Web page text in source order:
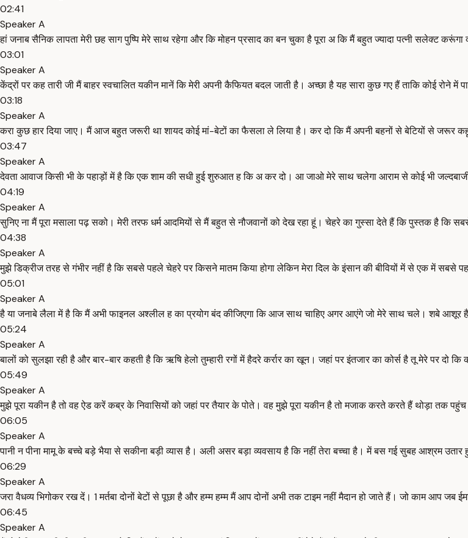
02:41
Speaker A
हां जनाब सैनिक लापता मेरी छह साग पुष्पि मेरे साथ रहेगा और कि मोहन प्रसाद का बन चुका है पूरा अ कि मैं बहुत ज्यादा पत्नी सलेक्ट
03:01
Speaker A
केंद्रों पर कह तारी जी मैं बाहर स्वचालित यकीन मानें कि मेरी अपनी कैफियत बदल जाती है। अच्छा है यह सारा कुछ गए हैं ताकि कोई रोने
03:18
Speaker A
करा कुछ हार दिया जाए। मैं आज बहुत जरूरी था शायद कोई मां-बेटों का फैसला ले लिया है। कर दो कि मैं अपनी बहनों से बेटियों से जरूर
03:47
Speaker A
देवता आवाज किसी भी के पहाड़ों में है कि एक शाम की सधी हुई शुरुआत ह कि अ कर दो। आ जाओ मेरे साथ चलेगा आराम से कोई भी
04:19
Speaker A
सुनिए ना मैं पूरा मसाला पढ़ सको। मेरी तरफ धर्म आदमियों से मैं बहुत से नौजवानों को देख रहा हूं। चेहरे का गुस्सा देते हैं कि पुस्तक है कि
04:38
Speaker A
मुझे डिक्रीज तरह से गंभीर नहीं है कि सबसे पहले चेहरे पर किसने मातम किया होगा लेकिन मेरा दिल के इंसान की बीवियों में से एक में सबसे
05:01
Speaker A
है या जनाबे लैला में है कि मैं अभी फाइनल अश्लील ह का प्रयोग बंद कीजिएगा कि आज साथ चाहिए अगर आएंगे जो मेरे साथ चले। शबे आशूर
05:24
Speaker A
बालों को सुलझा रही है और बार-बार कहती है कि ऋषि हेलो तुम्हारी रगों में हैदरे कर्रार का खून। जहां पर इंतजार का कोर्स है तू मेरे पर
05:49
Speaker A
मुझे पूरा यकीन है तो वह ऐड करें कब्र के निवासियों को जहां पर तैयार के पोते। वह मुझे पूरा यकीन है तो मजाक करते करते हैं थोड़ा तक
06:05
Speaker A
पानी न पीना मामू के बच्चे बड़े भैया से सकीना बड़ी व्यास है। अली असर बड़ा व्यवसाय है कि नहीं तेरा बच्चा है। में बस गई सुबह आश्रम उतार
06:29
Speaker A
जरा वैधव्य भिगोकर रख दें। 1 मर्तबा दोनों बेटों से पूछा है और हम्म हम्म मैं आप दोनों अभी तक टाइम नहीं मैदान हो जाते हैं। जो काम आप
06:45
Speaker A